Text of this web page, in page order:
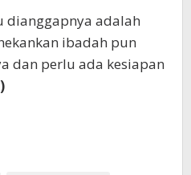
dianggapnya adalah
ibadah pun
dan perlu ada kesiapan